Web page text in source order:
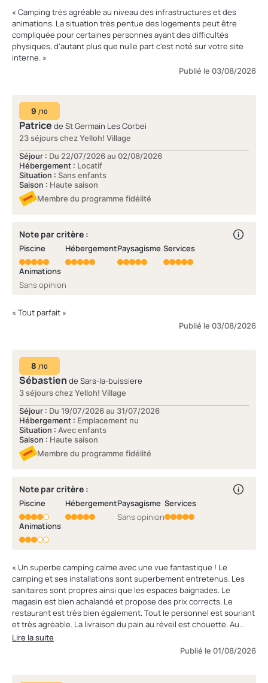
« Camping très agréable au niveau des infrastructures et des
animations. La situation très pentue des logements peut être
compliquée pour certaines personnes ayant des difficultés
physiques, d'autant plus que nulle part c'est noté sur votre site
interne. »
Publié le 03/08/2026
9 /10
Patrice de St Germain Les Corbei
23 séjours chez Yelloh! Village
Séjour : Du 22/07/2026 au 02/08/2026
Hébergement : Locatif
Situation : Sans enfants
Saison : Haute saison
Membre du programme fidélité
Note par critère :
Piscine Hébergement Paysagisme Services
Animations
Sans opinion
« Tout parfait »
Publié le 03/08/2026
8 /10
Sébastien de Sars-la-buissiere
3 séjours chez Yelloh! Village
Séjour : Du 19/07/2026 au 31/07/2026
Hébergement : Emplacement nu
Situation : Avec enfants
Saison : Haute saison
Membre du programme fidélité
Note par critère :
Piscine Hébergement Paysagisme
Sans opinion
Services
Animations
« Un superbe camping calme avec une vue fantastique ! Le
camping et ses installations sont superbement entretenus. Les
sanitaires sont propres ainsi que les espaces baignades. Le
magasin est bien achalandé et propose des prix corrects. Le
restaurant est très bien également. Tout le personnel est souriant
et très agréable. La livraison du pain au réveil est chouette. Au
niveau de l’animation, c’est vraiment la faiblesse du camping. Deux
animateurs très chouettes à savoir Charlotte et Tony. Les
animations sont légères et devraient être renforcées par des
Lire la suite
Publié le 01/08/2026